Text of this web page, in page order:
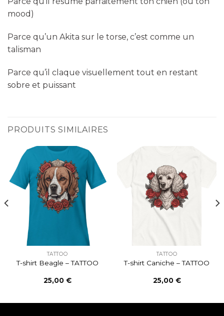
mood)
Parce qu’un Akita sur le torse, c’est comme un
talisman
Parce qu’il claque visuellement tout en restant
sobre et puissant
PRODUITS SIMILAIRES
TATTOO
T-shirt Beagle – TATTOO
25,00 €
TATTOO
T-shirt Caniche – TATTOO
25,00 €